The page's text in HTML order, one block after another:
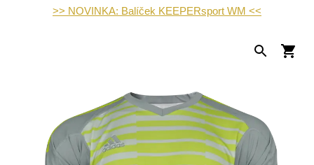
>> NOVINKA: Balíček KEEPERsport WM <<